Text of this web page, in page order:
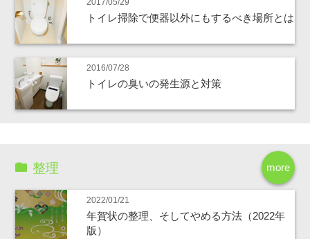
2017/05/29
トイレ掃除で便器以外にもするべき場所とは
2016/07/28
トイレの臭いの発生源と対策
more
整理
2022/01/21
年賀状の整理、そしてやめる方法（2022年
版）